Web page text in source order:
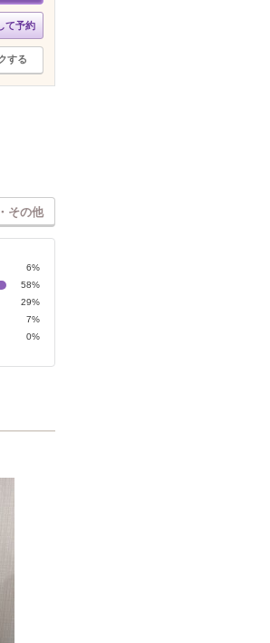
て予約
する
その他
6%
58%
29%
7%
0%